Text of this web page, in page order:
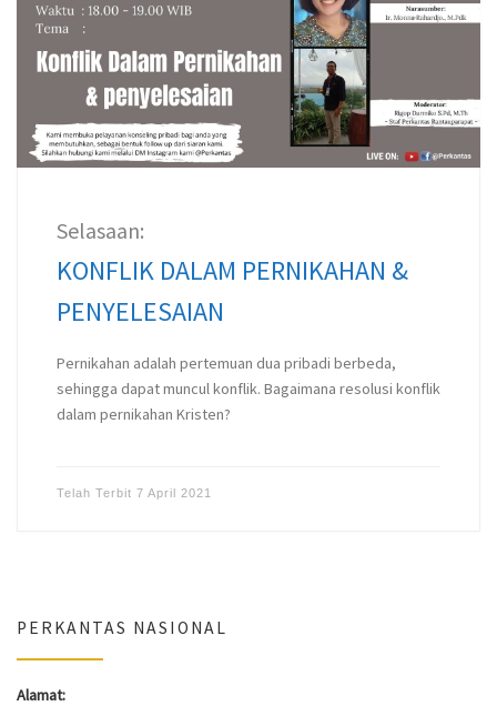
Selasaan:
KONFLIK DALAM PERNIKAHAN &
PENYELESAIAN
Pernikahan adalah pertemuan dua pribadi berbeda,
sehingga dapat muncul konflik. Bagaimana resolusi konflik
dalam pernikahan Kristen?
Telah Terbit 7 April 2021
PERKANTAS NASIONAL
Alamat: